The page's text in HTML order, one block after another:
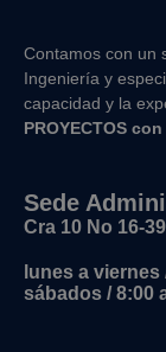
Contamos con un
Ingeniería y
capacidad y la
PROYECTOS
Sede
Cra 10 No 16-
lunes a viernes
sábados / 8:00